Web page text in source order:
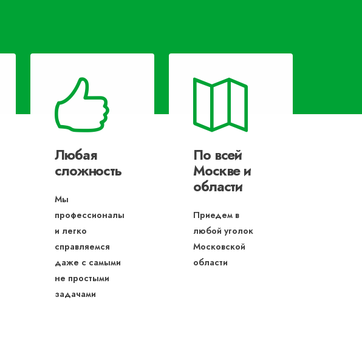
Любая
сложность
Мы
профессионалы
и легко
справляемся
даже с самыми
не простыми
задачами
По всей
Москве и
области
Приедем в
любой уголок
Московской
области